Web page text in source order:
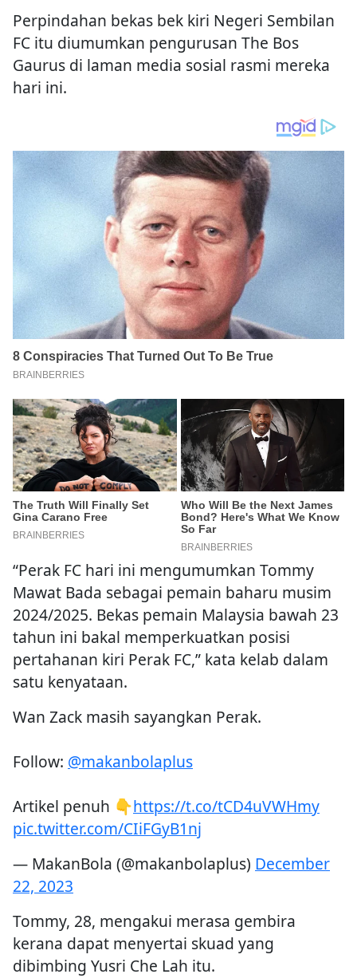
Perpindahan bekas bek kiri Negeri Sembilan
FC itu diumumkan pengurusan The Bos
Gaurus di laman media sosial rasmi mereka
hari ini.
“Perak FC hari ini mengumumkan Tommy
Mawat Bada sebagai pemain baharu musim
2024/2025. Bekas pemain Malaysia bawah 23
tahun ini bakal memperkuatkan posisi
pertahanan kiri Perak FC,” kata kelab dalam
satu kenyataan.
Wan Zack masih sayangkan Perak.
Follow: @makanbolaplus
Artikel penuh 👇https://t.co/tCD4uVWHmy
pic.twitter.com/CIiFGyB1nj
— MakanBola (@makanbolaplus) December
22, 2023
Tommy, 28, mengakui merasa gembira
kerana dapat menyertai skuad yang
dibimbing Yusri Che Lah itu.